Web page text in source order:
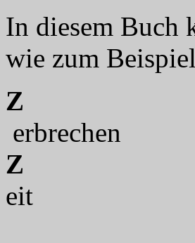
In diesem Buch
wie zum
Z
Z